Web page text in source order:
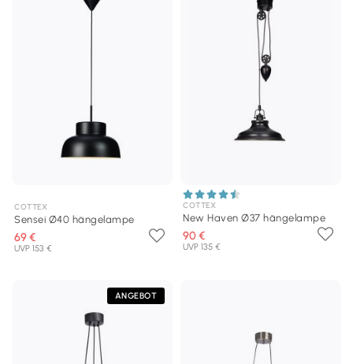
COTTEX
Sensei Ø40 hängelampe
69 €
UVP 153 €
COTTEX
New Haven Ø37 hängelampe
90 €
UVP 135 €
ANGEBOT